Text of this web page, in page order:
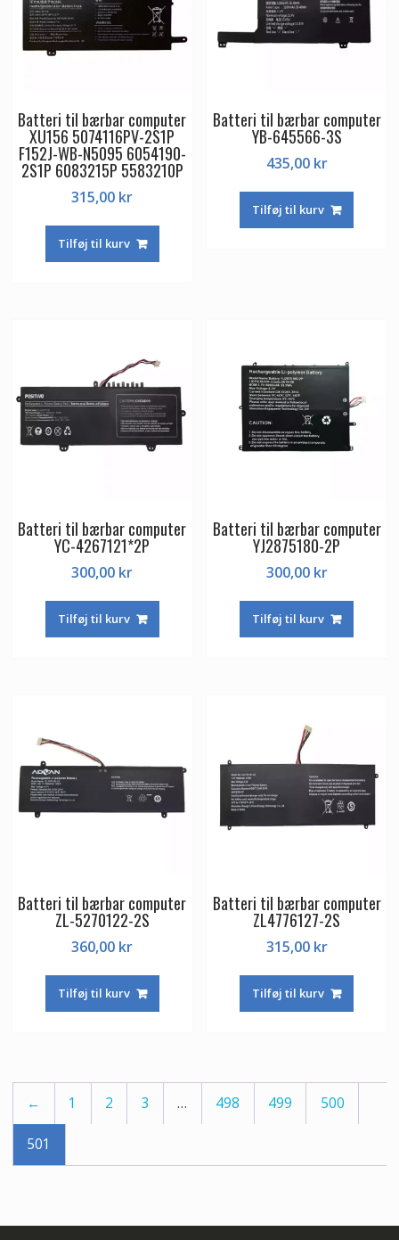
Batteri til bærbar computer
XU156 5074116PV-2S1P
F152J-WB-N5095 6054190-
2S1P 6083215P 5583210P
315,00 kr
Tilføj til kurv
Batteri til bærbar computer
YB-645566-3S
435,00 kr
Tilføj til kurv
Batteri til bærbar computer
YC-4267121*2P
300,00 kr
Tilføj til kurv
Batteri til bærbar computer
YJ2875180-2P
300,00 kr
Tilføj til kurv
Batteri til bærbar computer
ZL-5270122-2S
360,00 kr
Tilføj til kurv
Batteri til bærbar computer
ZL4776127-2S
315,00 kr
Tilføj til kurv
← 1 2 3 … 498 499 500
501